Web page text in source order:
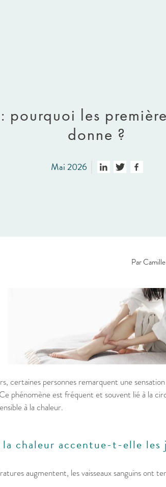
pourquoi les
donne ?
Mai 2026
Par
certaines personnes remarquent une
phénomène est fréquent et souvent lié à la
à la chaleur.
chaleur accentue-t-elle les
augmentent, les vaisseaux sanguins ont